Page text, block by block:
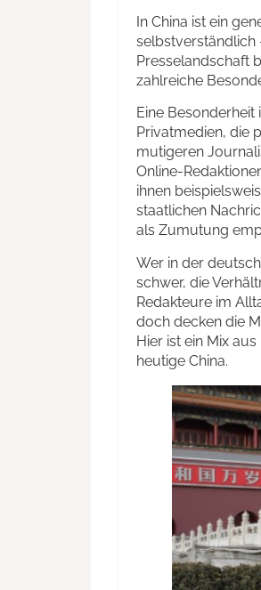
In China ist ein
selbstverständlich
Presselandschaft
zahlreiche
Eine
Privatmedien, die
mutigeren
Online-
ihnen
staatlichen
als Zumutung
Wer in der
schwer, die
Redakteure im
doch decken die
Hier ist ein Mix
heutige China.